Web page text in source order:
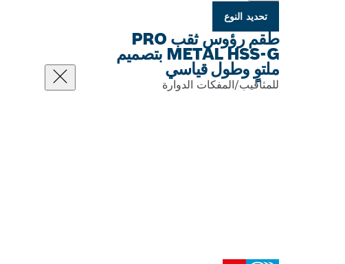
تحديد النوع
طقم رؤوس ثقب PRO
METAL HSS-G بتصميم
ملتوٍ وطول قياسي
للمثاقيب/المفكات الدوارة